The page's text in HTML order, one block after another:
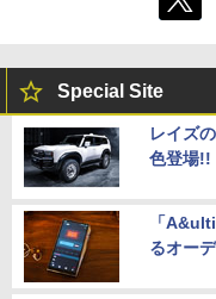
Special Site
レイズ
色登場!!
「
るオー